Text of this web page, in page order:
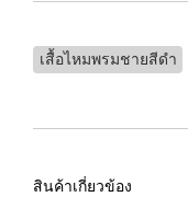
เสื้อไหมพรมชายสีดำ
สินค้าเกี่ยวข้อง